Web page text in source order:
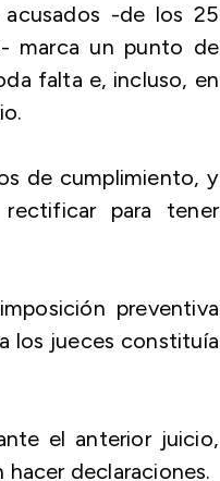
-de los 25
marca un punto de
falta e, incluso, en
de cumplimiento, y
para tener
preventiva
los jueces constituía
el anterior juicio,
hacer declaraciones.